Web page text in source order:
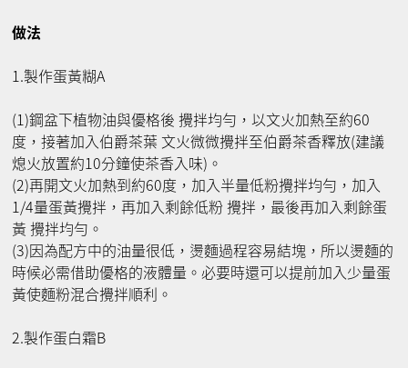
做法
1.製作蛋黃糊A
(1)鋼盆下植物油與優格後 攪拌均勻，以文火加熱至約60
度，接著加入伯爵茶葉 文火微微攪拌至伯爵茶香釋放(建議
熄火放置約10分鐘使茶香入味)。
(2)再開文火加熱到約60度，加入半量低粉攪拌均勻，加入
1/4量蛋黃攪拌，再加入剩餘低粉 攪拌，最後再加入剩餘蛋
黃 攪拌均勻。
(3)因為配方中的油量很低，燙麵過程容易結塊，所以燙麵的
時候必需借助優格的液體量。必要時還可以提前加入少量蛋
黃使麵粉混合攪拌順利。
2.製作蛋白霜B